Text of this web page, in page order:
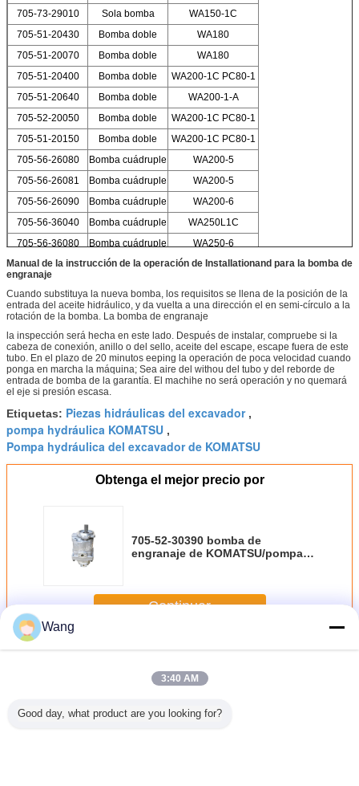
705-73-29010
Sola bomba
WA150-1C
705-51-20430
Bomba doble
WA180
705-51-20070
Bomba doble
WA180
705-51-20400
Bomba doble
WA200-1C PC80-1
705-51-20640
Bomba doble
WA200-1-A
705-52-20050
Bomba doble
WA200-1C PC80-1
705-51-20150
Bomba doble
WA200-1C PC80-1
705-56-26080
Bomba cuádruple
WA200-5
705-56-26081
Bomba cuádruple
WA200-5
705-56-26090
Bomba cuádruple
WA200-6
705-56-36040
Bomba cuádruple
WA250L1C
705-56-36080
Bomba cuádruple
WA250-6
705-56-36082
Bomba cuádruple WA250-6
Manual de la instrucción de la operación de Installationand para la bomba de
engranaje
Cuando substituya la nueva bomba, los requisitos se llena de la posición de la
entrada del aceite hidráulico, y da vuelta a una dirección el en semi-círculo a la
rotación de la bomba. La bomba de engranaje
la inspección será hecha en este lado. Después de instalar, compruebe si la
cabeza de conexión, anillo o del sello, aceite del escape, escape fuera de este
tubo. En el plazo de 20 minutos eeping la operación de poca velocidad cuando
ponga en marcha la máquina; Sea aire del withou del tubo y del reborde de
entrada de bomba de la garantía. El machihe no será operación y no quemará
el eje si presión escasa.
Etiquetas: Piezas hidráulicas del excavador,
pompa hydráulica KOMATSU ,
Pompa hydráulica del excavador de KOMATSU
Obtenga el mejor precio por
705-52-30390 bomba de
engranaje de KOMATSU/pompa
Continuar
MásBomba de engranaje de KOMATSU
Wang
3:40 AM
Good day, what product are you looking for?